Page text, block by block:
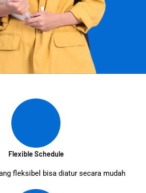
Flexible Schedule
fleksibel bisa diatur secara mudah